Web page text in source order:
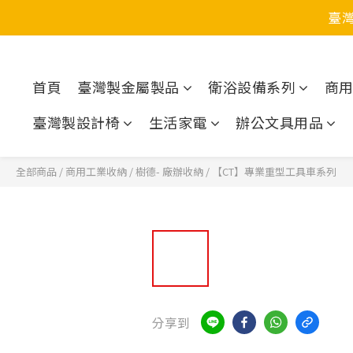
臺
首頁 臺灣製金屬製品 衛浴設備系列
商
臺灣製設計椅
生活家電 辦公文具用品
全部商品 / 商用工業收納 /樹德- 廠辦收納 / 【CT】專業重型工具車系列
分享到